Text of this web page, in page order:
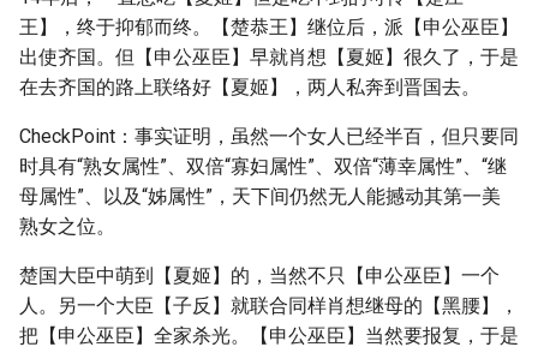
王】，终于抑郁而终。【楚恭王】继位后，派【申公巫臣】
出使齐国。但【申公巫臣】早就肖想【夏姬】很久了，于是
在去齐国的路上联络好【夏姬】，两人私奔到晋国去。
CheckPoint：事实证明，虽然一个女人已经半百，但只要同
时具有“熟女属性”、双倍“寡妇属性”、双倍“薄幸属性”、“继
母属性”、以及“姊属性”，天下间仍然无人能撼动其第一美
熟女之位。
楚国大臣中萌到【夏姬】的，当然不只【申公巫臣】一个
人。另一个大臣【子反】就联合同样肖想继母的【黑腰】，
把【申公巫臣】全家杀光。【申公巫臣】当然要报复，于是